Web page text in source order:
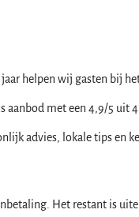
helpen wij gasten bij
met een 4,9/5 uit
advies, lokale tips en
Het restant is